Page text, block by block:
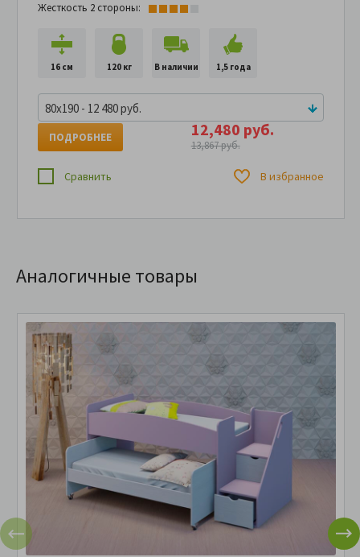
Жесткость 2 стороны:
16 см 120 кг В наличии 1,5 года
80x190 - 12 480 руб.
12,480 руб.
13,867 руб.
ПОДРОБНЕЕ
Сравнить В избранное
Аналогичные товары